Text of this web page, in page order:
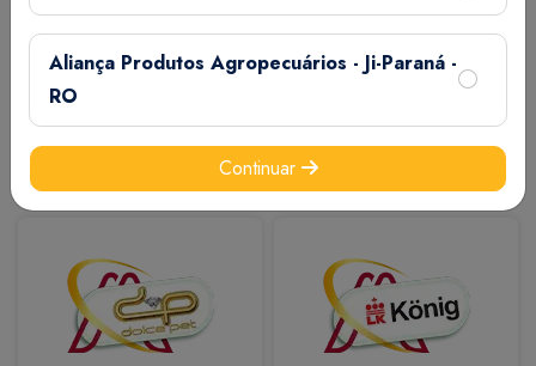
Aliança Produtos Agropecuários - Ji-Paraná -
RO
Continuar